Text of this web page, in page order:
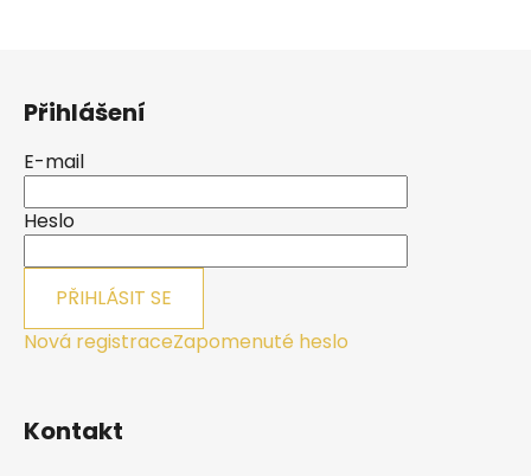
Přihlášení
E-mail
Heslo
PŘIHLÁSIT SE
Nová registraceZapomenuté heslo
Kontakt